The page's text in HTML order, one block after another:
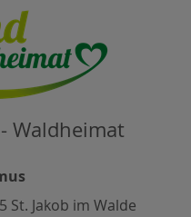
Waldheimat
St. Jakob im Walde